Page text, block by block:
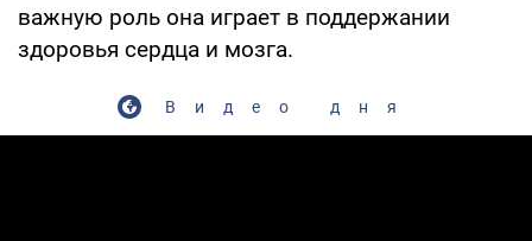
важную роль она играет в поддержании
здоровья сердца и мозга.
Видео дня